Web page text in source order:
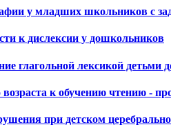
у младших школьников с
к дислексии у дошкольников
глагольной лексикой детьми
возраста к обучению чтению -
при детском